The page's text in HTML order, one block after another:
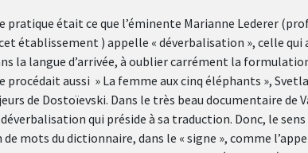
pratique était ce que l’éminente Marianne Lederer
établissement ) appelle « déverbalisation », celle
la langue d’arrivée, à oublier carrément la
procédait aussi » La femme aux cinq éléphants »,
de Dostoïevski. Dans le très beau documentaire de
qui préside à sa traduction. Donc, le
mots du dictionnaire, dans le « signe », comme